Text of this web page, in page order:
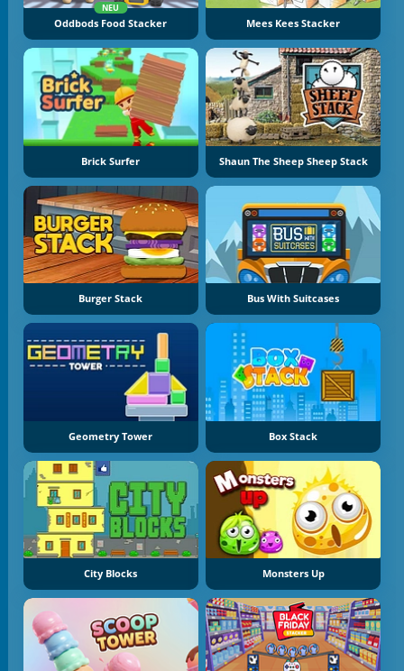
NEU
Oddbods Food Stacker Mees Kees Stacker
Brick Surfer Shaun The Sheep Sheep Stack
Burger Stack Bus With Suitcases
Geometry Tower Box Stack
City Blocks Monsters Up